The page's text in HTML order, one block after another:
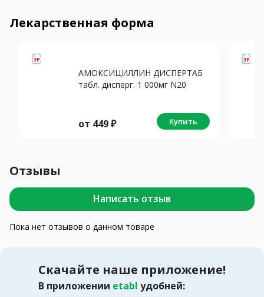
Лекарственная форма
АМОКСИЦИЛЛИН ДИСПЕРТАБ
табл. дисперг. 1 000мг N20
от 449₽ Купить
Отзывы
Написать отзыв
Пока нет отзывов о данном товаре
Скачайте наше приложение!
В приложении etabl удобней: